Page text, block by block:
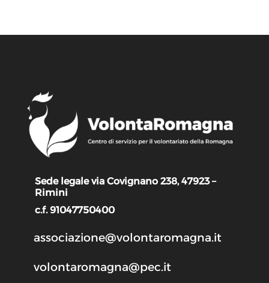
Sede legale via Covignano 238, 47923 –
Rimini
c.f. 91047750400
associazione@volontaromagna.it
volontaromagna@pec.it